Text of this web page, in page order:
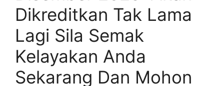
Dikreditkan Tak Lama
Lagi Sila Semak
Kelayakan Anda
Sekarang Dan Mohon